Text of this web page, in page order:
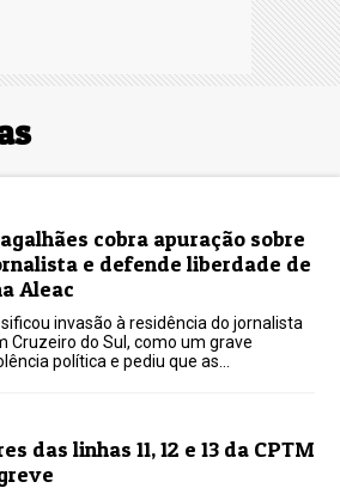
cobra apuração sobre
e defende liberdade de
Aleac
invasão à residência do jornalista
Cruzeiro do Sul, como um grave
política e pediu que as...
das linhas 11, 12 e 13 da CPTM